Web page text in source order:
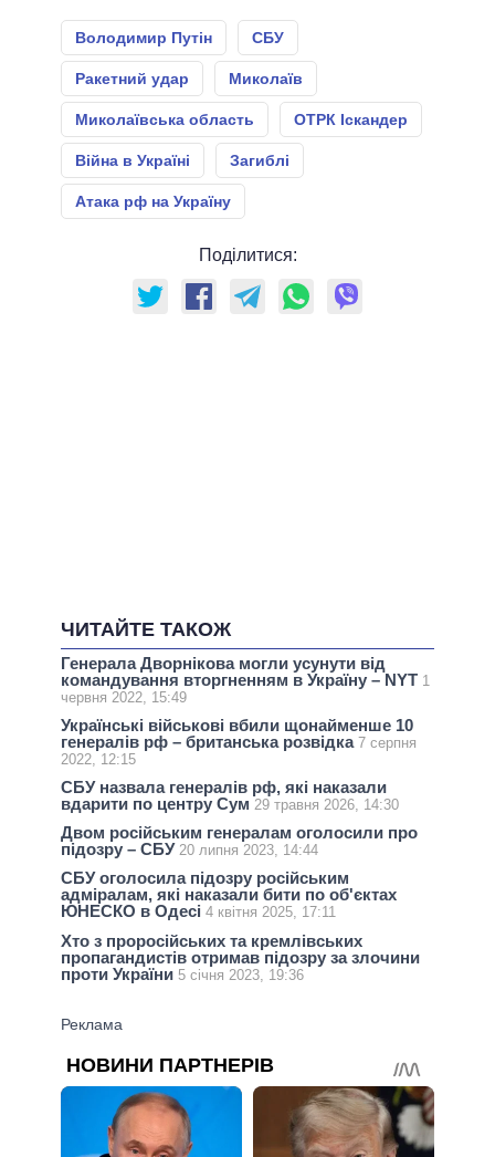
Володимир Путін СБУ
Ракетний удар Миколаїв
Миколаївська область ОТРК Іскандер
Війна в Україні Загиблі
Атака рф на Україну
Поділитися:
ЧИТАЙТЕ ТАКОЖ
Генерала Дворнікова могли усунути від
командування вторгненням в Україну – NYT 1
червня 2022, 15:49
Українські військові вбили щонайменше 10
генералів рф – британська розвідка 7 серпня
2022, 12:15
СБУ назвала генералів рф, які наказали
вдарити по центру Сум 29 травня 2026, 14:30
Двом російським генералам оголосили про
підозру – СБУ 20 липня 2023, 14:44
СБУ оголосила підозру російським
адміралам, які наказали бити по об'єктах
ЮНЕСКО в Одесі 4 квітня 2025, 17:11
Хто з проросійських та кремлівських
пропагандистів отримав підозру за злочини
проти України 5 січня 2023, 19:36